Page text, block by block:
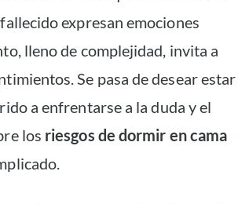
expresan emociones
lleno de complejidad, invita a
Se pasa de desear estar
a enfrentarse a la duda y el
los riesgos de dormir en cama